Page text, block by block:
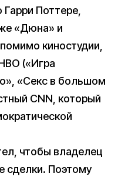
Поттере,
«Дюна» и
киностудии,
(«Игра
«Секс в большом
CNN, который
чтобы владелец
сделки. Поэтому